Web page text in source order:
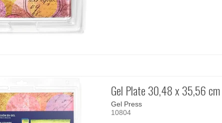
Gel Plate 30,48 x 35,56 cm
Gel Press
10804